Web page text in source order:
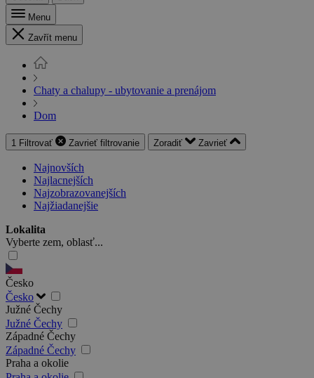
Menu
Zavřít menu
Chaty a chalupy - ubytovanie a prenájom
Dom
1 Filtrovať Zavrieť filtrovanie Zoradiť Zavrieť
Najnovších
Najlacnejších
Najzobrazovanejších
Najžiadanejšie
Lokalita
Vyberte zem, oblasť...
Česko
Česko
Južné Čechy
Južné Čechy
Západné Čechy
Západné Čechy
Praha a okolie